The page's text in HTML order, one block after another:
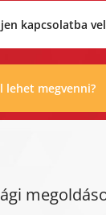
kapcsolatba
lehet megvenni?